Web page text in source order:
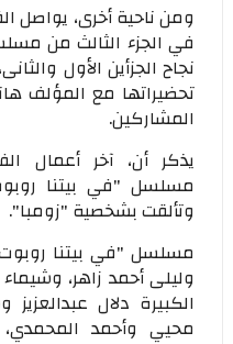
ومن ناحية أخرى، يواصل
في الجزء الثالث من
نجاح الجزأين الأول
تحضيراتها مع المؤلف
المشاركين.
يذكر أن، آخر أعمال
مسلسل "في بيتنا
وتألقت بشخصية "زومبا".
مسلسل "في بيتنا
وليلى أحمد زاهر،
الكبيرة دلال
محيي وأحمد المحمدي،